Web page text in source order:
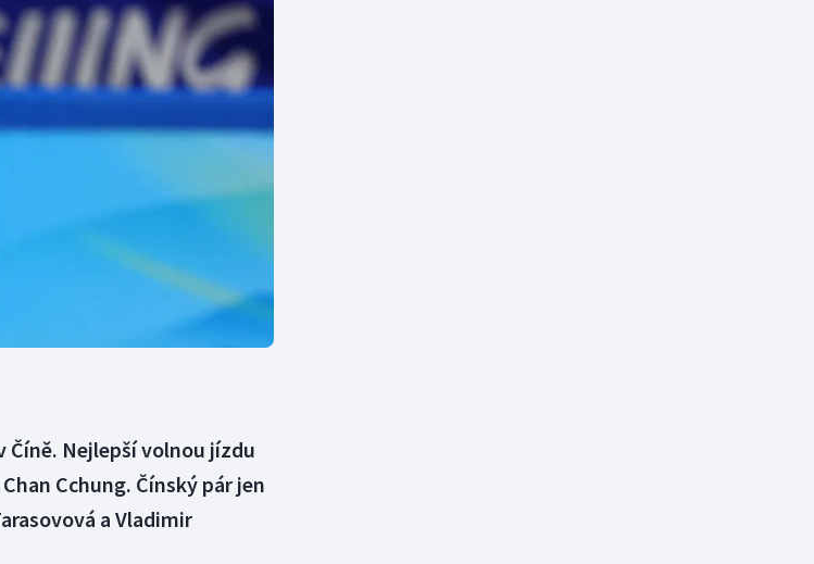
hry
Triatlon
Veslování
Nejlepší volnou jízdu
Cchung. Čínský pár jen
a Vladimir